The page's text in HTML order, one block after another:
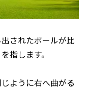
されたボールが比
指します。
ように右へ曲がる